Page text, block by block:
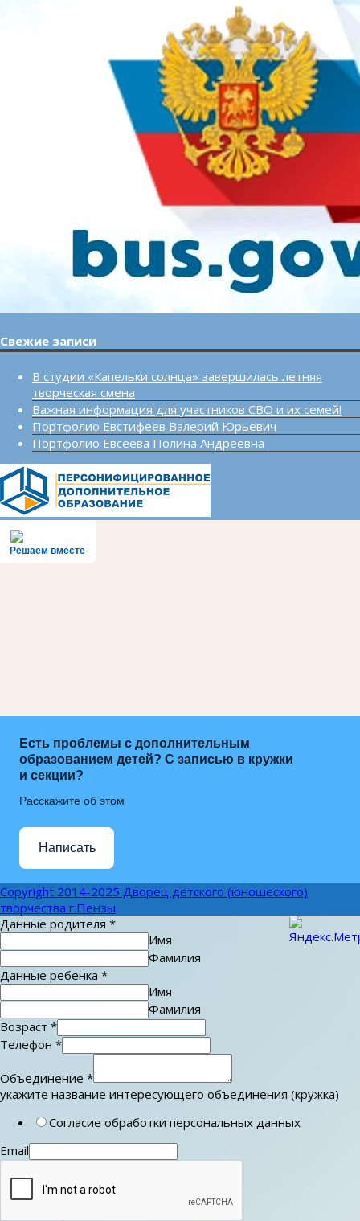
Свежие записи
В студии «Капельки солнца» завершилась летняя
творческая смена
Важная информация для участников СВО и их семей!
Портфолио Евстифеев Валерий Юрьевич
Портфолио Евсеева Полина Андреевна
Решаем вместе
Есть проблемы с дополнительным
образованием детей? С записью в кружки
и секции?
Расскажите об этом
Написать
Copyright 2014-2025 Дворец детского (юношеского)
творчества г.Пензы
Данные родителя *
Имя
Фамилия
Данные ребенка *
Имя
Фамилия
Возраст *
Телефон *
Объединение *
укажите название интересующего объединения (кружка)
Согласие обработки персональных данных
Email